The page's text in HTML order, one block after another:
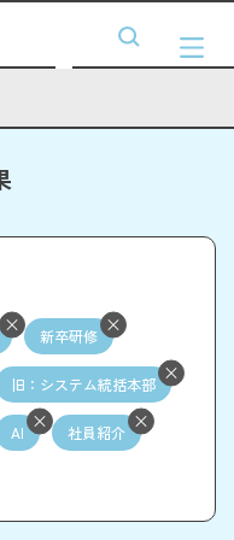
新卒研修
旧：システム統括本部
AI 社員紹介